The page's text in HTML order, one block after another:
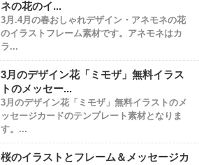
ネの花のイ...
3月.4月の春おしゃれデザイン・アネモネの花
のイラストフレーム素材です。アネモネはカ
ラ...
3月のデザイン花「ミモザ」無料イラス
トのメッセー...
3月のデザイン花「ミモザ」無料イラストのメ
ッセージカードのテンプレート素材となりま
す。...
桜のイラストとフレーム＆メッセージカ